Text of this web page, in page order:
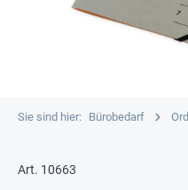
Sie sind hier: Bürobedarf
Art. 10663